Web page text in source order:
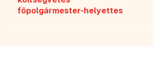
főpolgármester-helyettes